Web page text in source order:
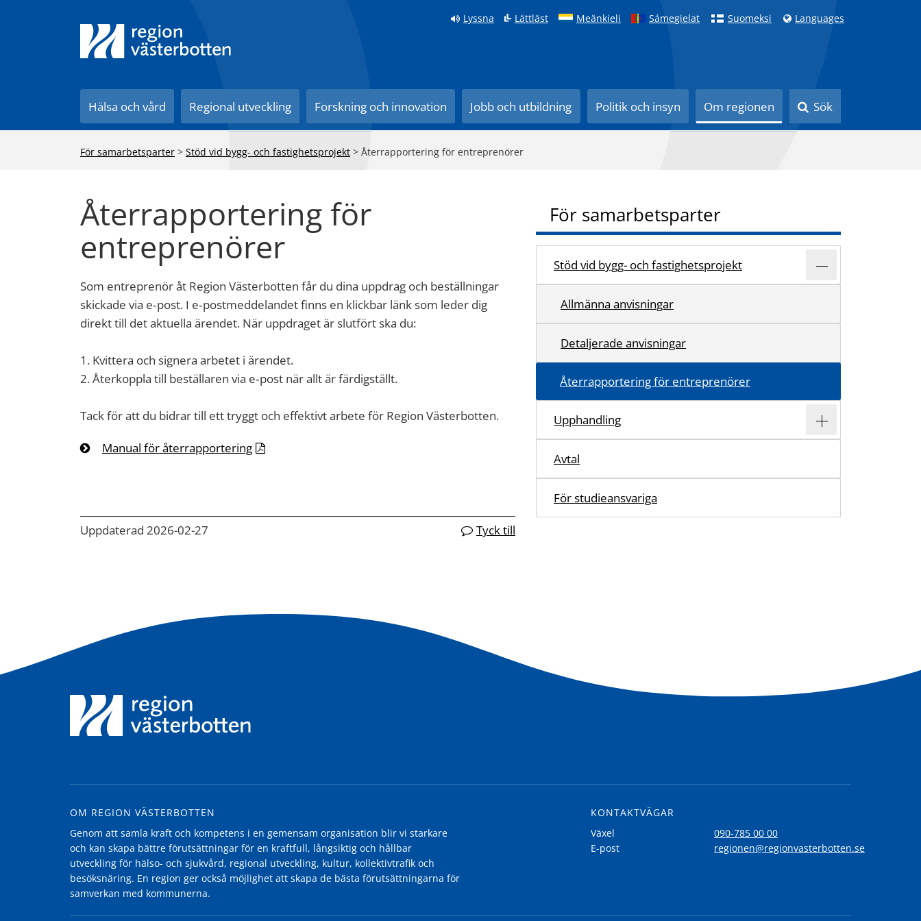
Lyssna Lättläst Meänkieli Sámegielat Suomeksi Languages
Hälsa och vård Regional utveckling Forskning och innovation Jobb och utbildning Politik och insyn Om regionen Sök
För samarbetsparter > Stöd vid bygg- och fastighetsprojekt > Återrapportering för entreprenörer
Återrapportering för
entreprenörer
Som entreprenör åt Region Västerbotten får du dina uppdrag och beställningar
skickade via e‑post. I e‑postmeddelandet finns en klickbar länk som leder dig
direkt till det aktuella ärendet. När uppdraget är slutfört ska du:
1. Kvittera och signera arbetet i ärendet.
2. Återkoppla till beställaren via e‑post när allt är färdigställt.
Tack för att du bidrar till ett tryggt och effektivt arbete för Region Västerbotten.
Manual för återrapportering
Uppdaterad 2026-02-27 Tyck till
För samarbetsparter
Stöd vid bygg- och fastighetsprojekt
Allmänna anvisningar
Detaljerade anvisningar
Återrapportering för entreprenörer
Upphandling
Avtal
För studieansvariga
OM REGION VÄSTERBOTTEN
Genom att samla kraft och kompetens i en gemensam organisation blir vi starkare
och kan skapa bättre förutsättningar för en kraftfull, långsiktig och hållbar
utveckling för hälso- och sjukvård, regional utveckling, kultur, kollektivtrafik och
besöksnäring. En region ger också möjlighet att skapa de bästa förutsättningarna för
samverkan med kommunerna.
KONTAKTVÄGAR
Växel
090-785 00 00
E-post
regionen@regionvasterbotten.se